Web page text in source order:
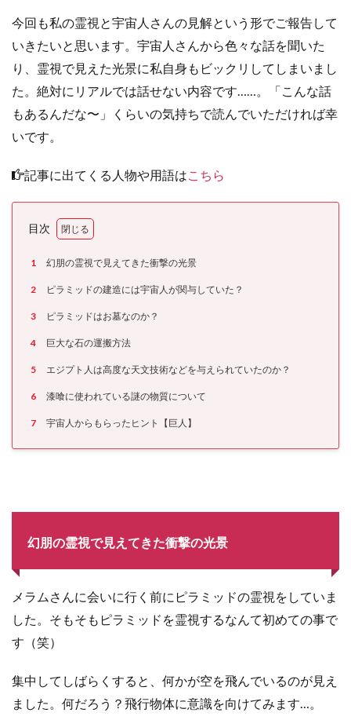
今回も私の霊視と宇宙人さんの見解という形でご報告して
いきたいと思います。宇宙人さんから色々な話を聞いた
り、霊視で見えた光景に私自身もビックリしてしまいまし
た。 絶対にリアルでは話せない内容です……。「こんな話
もあるんだな〜」くらいの気持ちで読んでいただければ幸
いです。
記事に出てくる人物や用語はこちら
目次
1 幻朋の霊視で見えてきた衝撃の光景
2 ピラミッドの建造には宇宙人が関与していた？
3 ピラミッドはお墓なのか？
4 巨大な石の運搬方法
5 エジプト人は高度な天文技術などを与えられていたのか？
6 漆喰に使われている謎の物質について
7 宇宙人からもらったヒント【巨人】
幻朋の霊視で見えてきた衝撃の光景
メラムさんに会いに行く前にピラミッドの霊視をしていま
した。そもそもピラミッドを霊視するなんて初めての事で
す（笑）
集中してしばらくすると、何かが空を飛んでいるのが見え
ました。何だろう？飛行物体に意識を向けてみます…。